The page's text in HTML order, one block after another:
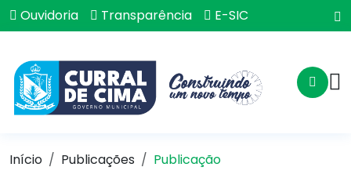
Ouvidoria Transparência E-SIC
Início Publicações Publicação